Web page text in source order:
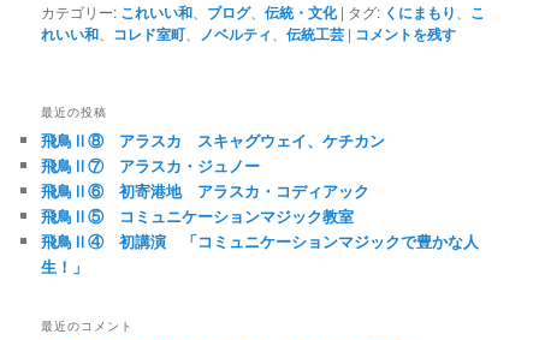
カテゴリー: これいい和 ブログ、伝統・文化 | タグ: くにまもり
こ
れいい和
コレド室町、 ノベルティ 、伝統工芸 | コメントを残す
最近の投稿
飛鳥Ⅱ⑧ アラスカ スキャグウェイ、ケチカン
飛鳥Ⅱ⑦ アラスカ・ジュノー
飛鳥Ⅱ⑥ 初寄港地 アラスカ・コディアック
飛鳥Ⅱ⑤ コミュニケーションマジック教室
飛鳥Ⅱ④ 初講演 「コミュニケーションマジックで豊かな人
生！」
最近のコメント